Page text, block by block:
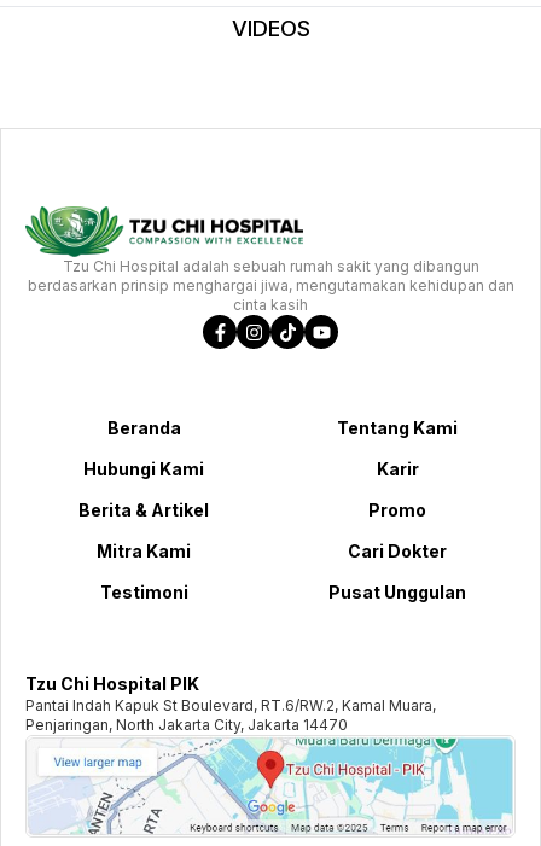
VIDEOS
Tzu Chi Hospital adalah sebuah rumah sakit yang dibangun
berdasarkan prinsip menghargai jiwa, mengutamakan kehidupan dan
cinta kasih
Beranda
Tentang Kami
Hubungi Kami
Karir
Berita & Artikel
Promo
Mitra Kami
Cari Dokter
Testimoni
Pusat Unggulan
Tzu Chi Hospital PIK
Pantai Indah Kapuk St Boulevard, RT.6/RW.2, Kamal Muara,
Penjaringan, North Jakarta City, Jakarta 14470